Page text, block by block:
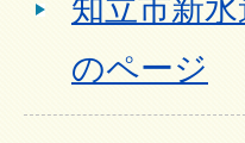
知立市新
のページ